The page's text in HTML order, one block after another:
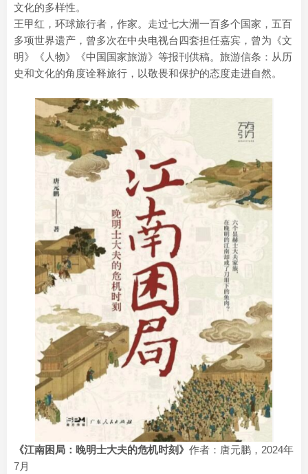
文化的多样性。
王甲红，环球旅行者，作家。走过七大洲一百多个国家，五百
多项世界遗产，曾多次在中央电视台四套担任嘉宾，曾为《文
明》《人物》《中国国家旅游》等报刊供稿。旅游信条：从历
史和文化的角度诠释旅行，以敬畏和保护的态度走进自然。
《江南困局：晚明士大夫的危机时刻》 作者：唐元鹏，2024年
7月